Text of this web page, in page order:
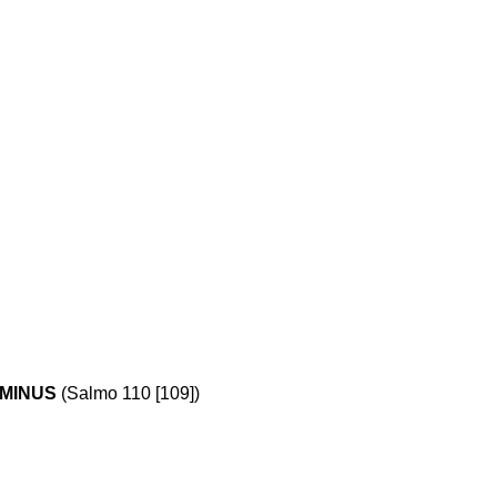
(Salmo 110 [109])